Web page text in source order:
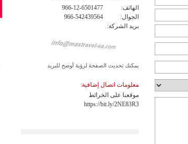
الهاتف:
966-12-6501477
الجوال:
966-542439564
بريد الشركة:
يمكنك تحديث الصفحة لرؤية أوضح للبريد
معلومات اتصال إضافية:
موقعنا على الخرائط
https://bit.ly/2NE83R3